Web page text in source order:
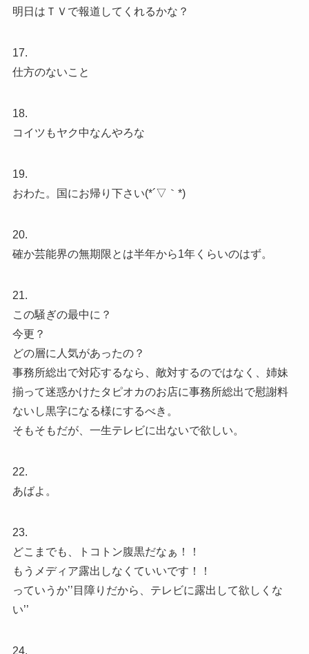
明日はＴＶで報道してくれるかな？
17.
仕方のないこと
18.
コイツもヤク中なんやろな
19.
おわた。国にお帰り下さい(*´▽｀*)
20.
確か芸能界の無期限とは半年から1年くらいのはず。
21.
この騒ぎの最中に？
今更？
どの層に人気があったの？
事務所総出で対応するなら、敵対するのではなく、姉妹
揃って迷惑かけたタピオカのお店に事務所総出で慰謝料
ないし黒字になる様にするべき。
そもそもだが、一生テレビに出ないで欲しい。
22.
あばよ。
23.
どこまでも、トコトン腹黒だなぁ！！
もうメディア露出しなくていいです！！
っていうか’’目障りだから、テレビに露出して欲しくな
い’’
24.